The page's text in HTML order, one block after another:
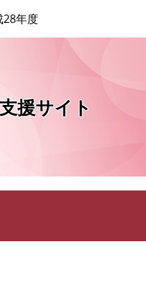
28年度
援サイト